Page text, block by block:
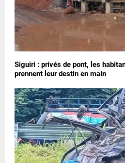
Siguiri : privés de pont, les
prennent leur destin en main